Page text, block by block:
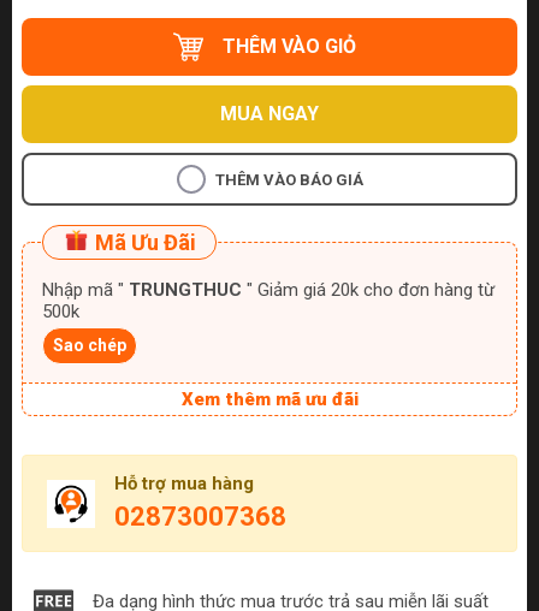
THÊM VÀO GIỎ
MUA NGAY
THÊM VÀO BÁO GIÁ
Mã Ưu Đãi
Nhập mã " TRUNGTHUC " Giảm giá 20k cho đơn hàng từ
500k
Sao chép
Xem thêm mã ưu đãi
Hỗ trợ mua hàng
02873007368
Đa dạng hình thức mua trước trả sau miễn lãi suất